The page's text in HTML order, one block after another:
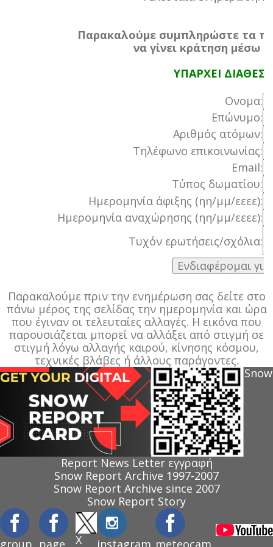
Παρακαλούμε συμπληρώστε τα
να γίνει κράτηση μέσω
ΥΠΑΡΧΕΙ
Ονομα:
Επώνυμο:
Αριθμός ατόμων:
Τηλέφωνο επικοινωνίας:
Email:
Τύπος δωματίου:
Ημερομηνία άφιξης (ηη/μμ/εεεε):
Ημερομηνία αναχώρησης (ηη/μμ/εεεε):
Τυχόν ερωτήσεις/σχόλια:
Παρακαλούμε πριν την ενημέρωση σας δείτε στο
πάνω μέρος της σελίδας την ημερομηνία και ώρα
που έγιναν οι τελευταίες αλλαγές. Η εικόνα που
παρουσιάζεται μπορεί να αλλάξει από στιγμή σε
στιγμή λόγω αλλαγής καιρού, κίνησης κόσμου,
τεχνικές βλάβες ή άλλους παράγοντες.
Snow
Report News Letter εγγραφή
Snow Report Archive 1997-2007
Snow Report Archive since 2007
Snow Report Story
group page X instagram meteocam